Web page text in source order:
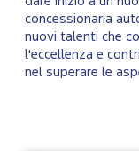
concessionaria
nuovi talenti che
l'eccellenza e
nel superare le